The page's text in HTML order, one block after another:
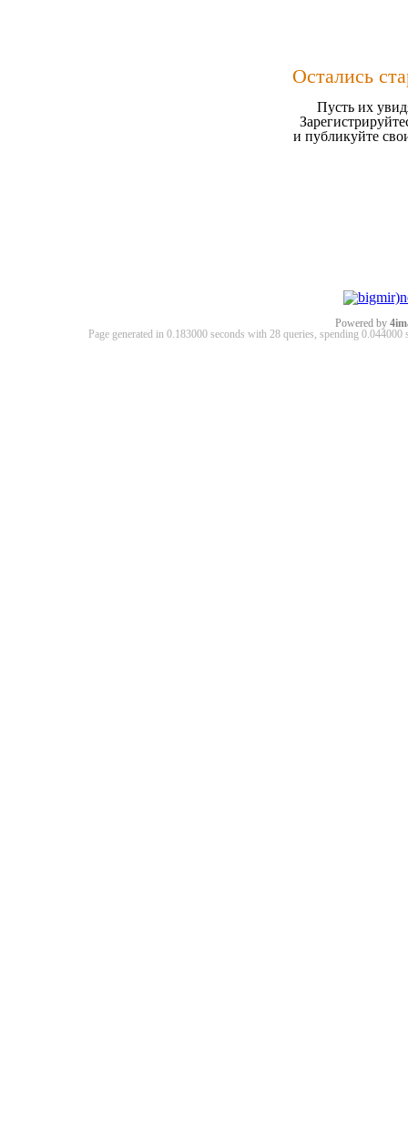
Остались
Пусть их
и публикуйте
Powered by
Page generated in 0.183000 seconds with 28 queries, spending